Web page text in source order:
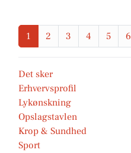
1 2 3 4 5 6
Det sker
Erhvervsprofil
Lykønskning
Opslagstavlen
Krop & Sundhed
Sport